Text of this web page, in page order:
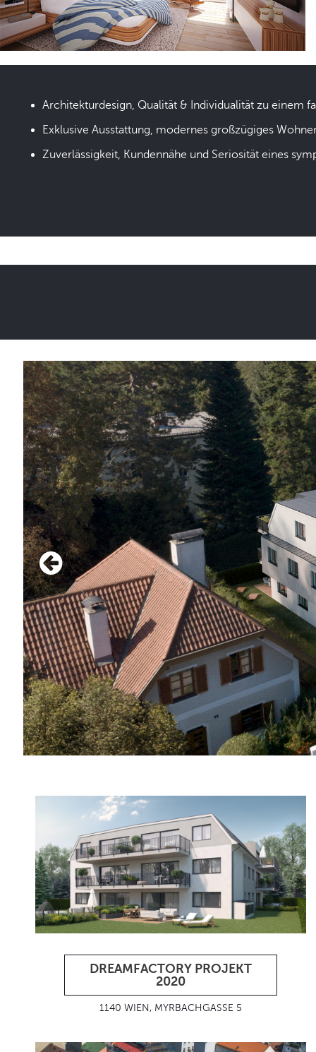
Architekturdesign, Qualität & Individualität zu einem
Exklusive Ausstattung, modernes großzügiges
Zuverlässigkeit, Kundennähe und Seriosität eines
DREAMFACTORY PROJEKT
2020
1140 WIEN, MYRBACHGASSE 5